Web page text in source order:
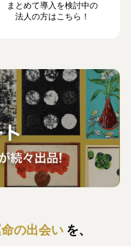
まとめて導入を検討中の
法人の方はこちら！
の出会い を、